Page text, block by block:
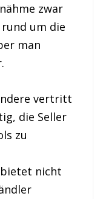
zwar
um die
man
vertritt
die Seller
zu
nicht